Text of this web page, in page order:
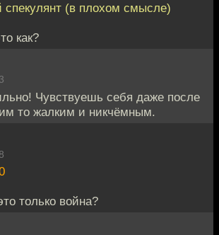
спекулянт (в плохом смысле)
как?
Чувствуешь себя даже после
то жалким и никчёмным.
только война?